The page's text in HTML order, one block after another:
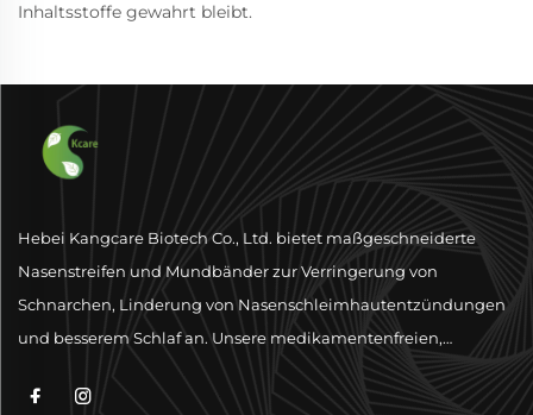
Inhaltsstoffe gewahrt bleibt.
Hebei Kangcare Biotech Co., Ltd. bietet maßgeschneiderte
Nasenstreifen und Mundbänder zur Verringerung von
Schnarchen, Linderung von Nasenschleimhautentzündungen
und besserem Schlaf an. Unsere medikamentenfreien,
Atmung mit hochwertigen Materialien und globaler